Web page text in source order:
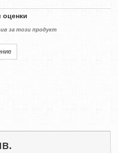
оценки
за този продукт